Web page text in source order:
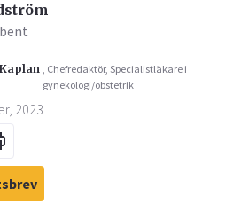
, Chefredaktör, Specialistläkare i
gynekologi/obstetrik
2023